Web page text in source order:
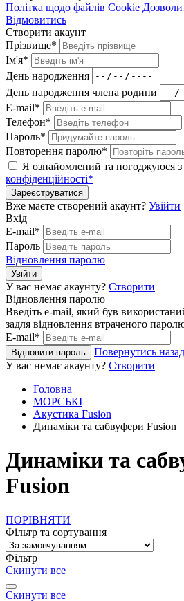
Політка щодо файлів Cookie
Відмовитись
Створити акаунт
Прізвище*
Ім'я*
День народження
День народження члена родини
E-mail*
Телефон*
Пароль*
Повторення паролю*
Я ознайомлений та погоджуюся з
конфіденційності*
Зареєструватися
Вже маєте створений акаунт? Увійти
Вхід
E-mail*
Пароль
Відновлення паролю
Увійти
У вас немає акаунту? Створити
Відновлення паролю
Введіть e-mail, який був
задля відновлення втраченого
E-mail*
Відновити пароль
Повернутись назад
У вас немає акаунту? Створити
Головна
МОРСЬКІ
Акустика Fusion
Динаміки та сабвуфери Fusion
Динаміки та
Fusion
ПОРІВНЯТИ
Фільтр та сортування
Фільтр
Скинути все
Скинути все